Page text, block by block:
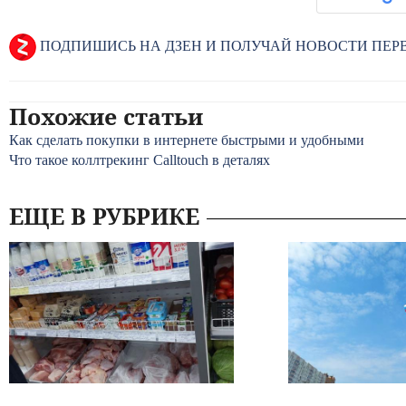
ПОДПИШИСЬ НА ДЗЕН И ПОЛУЧАЙ НОВОСТИ
Похожие статьи
Как сделать покупки в интернете быстрыми и удобными
Что такое коллтрекинг Calltouch в деталях
ЕЩЕ В РУБРИКЕ